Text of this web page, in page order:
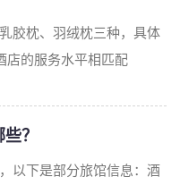
胶枕、羽绒枕三种，具体
店的服务水平相匹配
？
以下是部分旅馆信息：酒